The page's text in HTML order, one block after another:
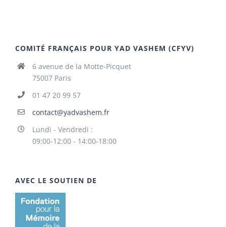
COMITÉ FRANÇAIS POUR YAD VASHEM (CFYV)
6 avenue de la Motte-Picquet
75007 Paris
01 47 20 99 57
contact@yadvashem.fr
Lundi - Vendredi :
09:00-12:00 - 14:00-18:00
AVEC LE SOUTIEN DE